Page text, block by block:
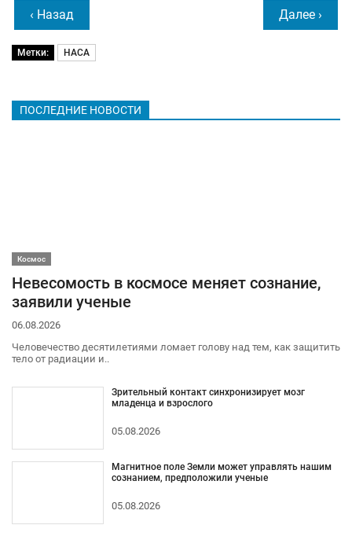
‹ Назад Далее ›
Метки: НАСА
ПОСЛЕДНИЕ НОВОСТИ
Космос
Невесомость в космосе меняет сознание,
заявили ученые
06.08.2026
Человечество десятилетиями ломает голову над тем, как защитить
тело от радиации и..
Зрительный контакт синхронизирует мозг
младенца и взрослого
05.08.2026
Магнитное поле Земли может управлять нашим
сознанием, предположили ученые
05.08.2026